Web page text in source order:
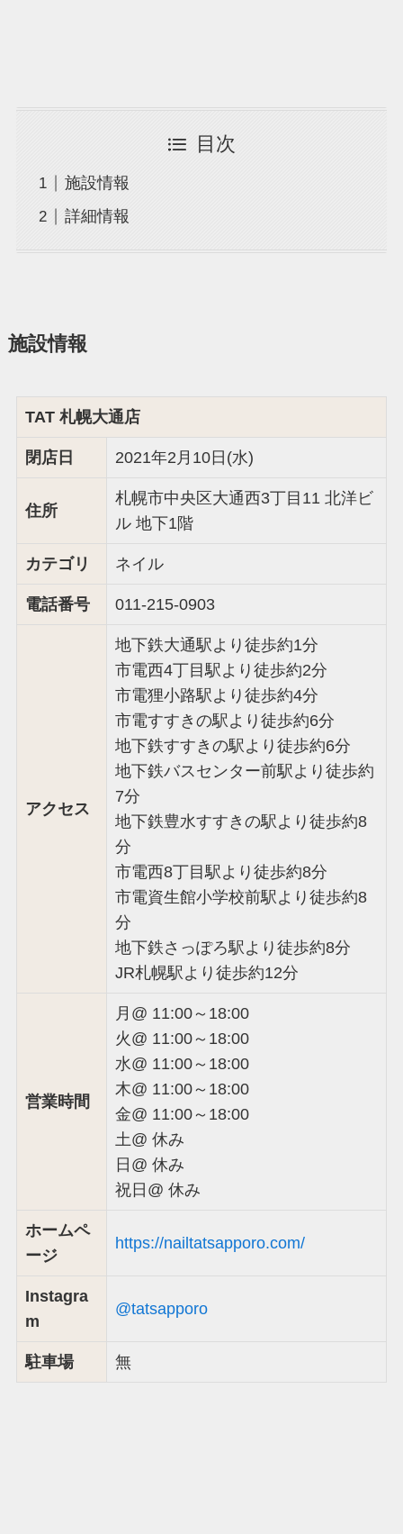
目次
施設情報
詳細情報
施設情報
TAT 札幌大通店
閉店日 2021年2月10日(水)
住所
札幌市中央区大通西3丁目11 北洋ビ
ル 地下1階
カテゴリ ネイル
電話番号 011-215-0903
アクセス
地下鉄大通駅より徒歩約1分
市電西4丁目駅より徒歩約2分
市電狸小路駅より徒歩約4分
市電すすきの駅より徒歩約6分
地下鉄すすきの駅より徒歩約6分
地下鉄バスセンター前駅より徒歩約
7分
地下鉄豊水すすきの駅より徒歩約8
分
市電西8丁目駅より徒歩約8分
市電資生館小学校前駅より徒歩約8
分
地下鉄さっぽろ駅より徒歩約8分
JR札幌駅より徒歩約12分
営業時間
月@ 11:00～18:00
火@ 11:00～18:00
水@ 11:00～18:00
木@ 11:00～18:00
金@ 11:00～18:00
土@ 休み
日@ 休み
祝日@ 休み
ホームペ
ージ
https://nailtatsapporo.com/
Instagra
m
@tatsapporo
駐車場 無